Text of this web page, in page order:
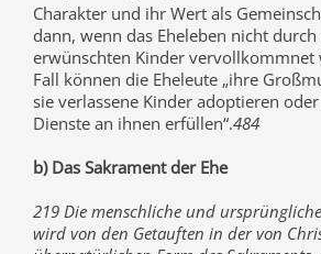
Charakter und ihr Wert als
dann, wenn das Eheleben nicht
erwünschten Kinder vervollkommnet
Fall können die Eheleute „ihre
sie verlassene Kinder adoptieren
Dienste an ihnen erfüllen“.484
b) Das Sakrament der Ehe
219 Die menschliche und
wird von den Getauften in der von